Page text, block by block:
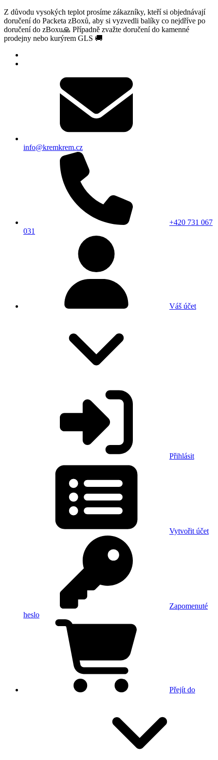
Z důvodu vysokých teplot prosíme zákazníky, kteří si objednávají
doručení do Packeta zBoxů, aby si vyzvedli balíky co nejdříve po
doručení do zBoxu🙏 Případně zvažte doručení do kamenné
prodejny nebo kurýrem GLS 🚚
info@kremkrem.cz
+420 731 067
031
Váš účet
Přihlásit
Vytvořit účet
Zapomenuté
heslo
Přejít do